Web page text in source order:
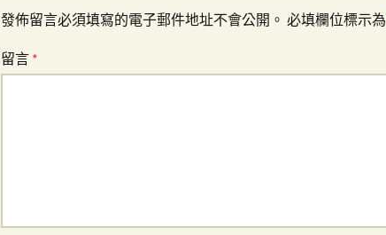
發佈留言必須填寫的電子郵件地址不會公開。 必填欄位標示為
留言 *